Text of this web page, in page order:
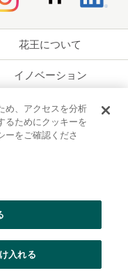
花王について
イノベーション
投資家情報
採用情報
保護方針
リシー
め、アクセスを分析
るためにクッキーを
ーをご確認くださ
入れる